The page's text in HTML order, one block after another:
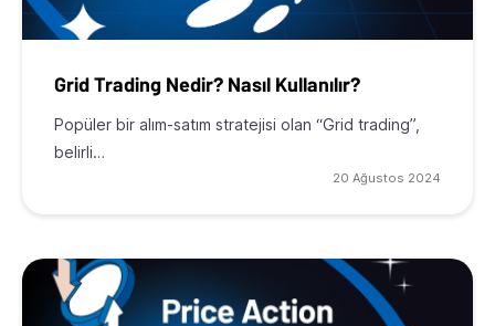
Grid Trading Nedir? Nasıl Kullanılır?
Popüler bir alım-satım stratejisi olan “Grid trading”,
belirli…
20 Ağustos 2024